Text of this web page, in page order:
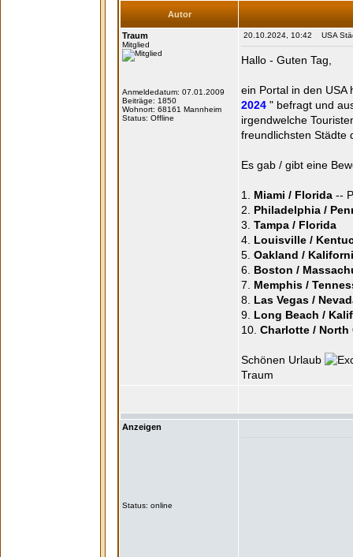
Autor
Traum
Mitglied
Anmeldedatum: 07.01.2009
Beiträge: 1850
Wohnort: 68161 Mannheim
Status: Offline
20.10.2024, 10:42 USA
Hallo - Guten Tag,
ein Portal in den
2024 " befragt und
irgendwelche
freundlichsten Städte
Es gab / gibt eine
1. Miami / Florida --
2. Philadelphia /
3. Tampa / Florida
4. Louisville /
5. Oakland /
6. Boston /
7. Memphis /
8. Las Vegas /
9. Long Beach /
10. Charlotte / North
Schönen Urlaub
Traum
Anzeigen
Status: online